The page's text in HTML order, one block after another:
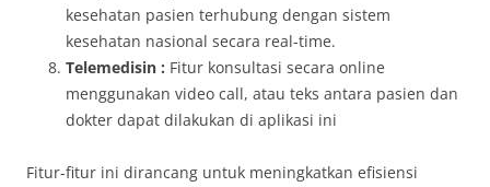
kesehatan pasien terhubung dengan sistem
kesehatan nasional secara real-time.
Telemedisin : Fitur konsultasi secara online
menggunakan video call, atau teks antara pasien dan
dokter dapat dilakukan di aplikasi ini
Fitur-fitur ini dirancang untuk meningkatkan efisiensi